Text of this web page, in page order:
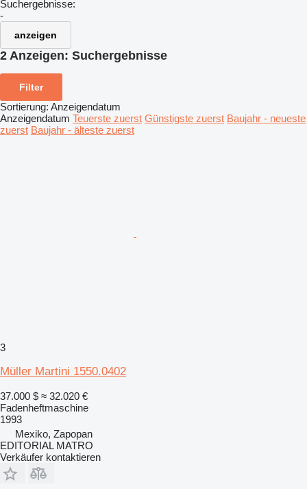
Suchergebnisse:
-
anzeigen
2 Anzeigen: Suchergebnisse
Filter
Sortierung: Anzeigendatum
Anzeigendatum Teuerste zuerst Günstigste zuerst Baujahr - neueste
zuerst Baujahr - älteste zuerst
3
Müller Martini 1550.0402
37.000 $ ≈ 32.020 €
Fadenheftmaschine
1993
Mexiko, Zapopan
EDITORIAL MATRO
Verkäufer kontaktieren